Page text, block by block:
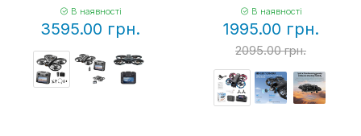
В наявності
3595.00 грн.
В наявності
1995.00 грн.
2095.00 грн.